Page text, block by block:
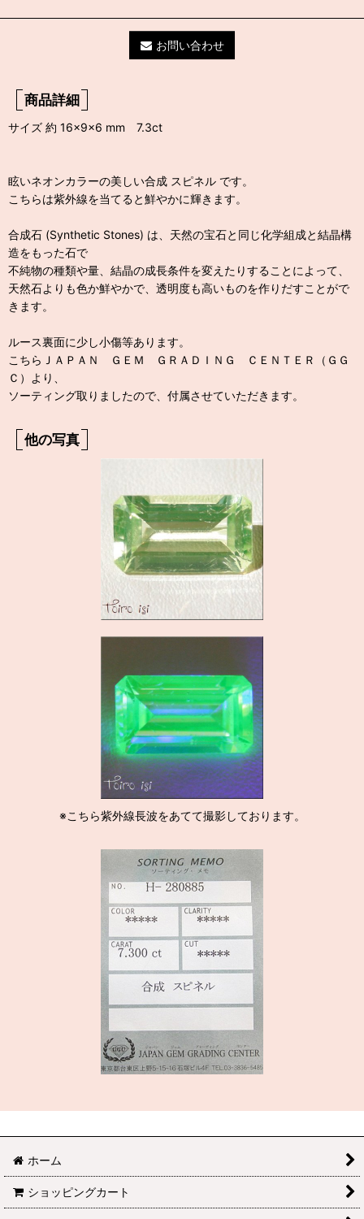
お問い合わせ
商品詳細
サイズ 約 16×9×6 mm 7.3ct
眩いネオンカラーの美しい合成 スピネル です。
こちらは紫外線を当てると鮮やかに輝きます。
合成石 (Synthetic Stones) は、天然の宝石と同じ化学組成と結晶構
造をもった石で
不純物の種類や量、結晶の成長条件を変えたりすることによって、
天然石よりも色か鮮やかで、透明度も高いものを作りだすことがで
きます。
ルース裏面に少し小傷等あります。
こちらＪＡＰＡＮ ＧＥＭ ＧＲＡＤＩＮＧ ＣＥＮＴＥＲ（ＧＧ
Ｃ）より、
ソーティング取りましたので、付属させていただきます。
他の写真
※こちら紫外線長波をあてて撮影しております。
ホーム
ショッピングカート